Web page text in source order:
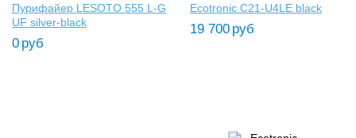
Пурифайер LESOTO 555 L-G
UF silver-black
0 руб
Ecotronic C21-U4LE black
19 700 руб